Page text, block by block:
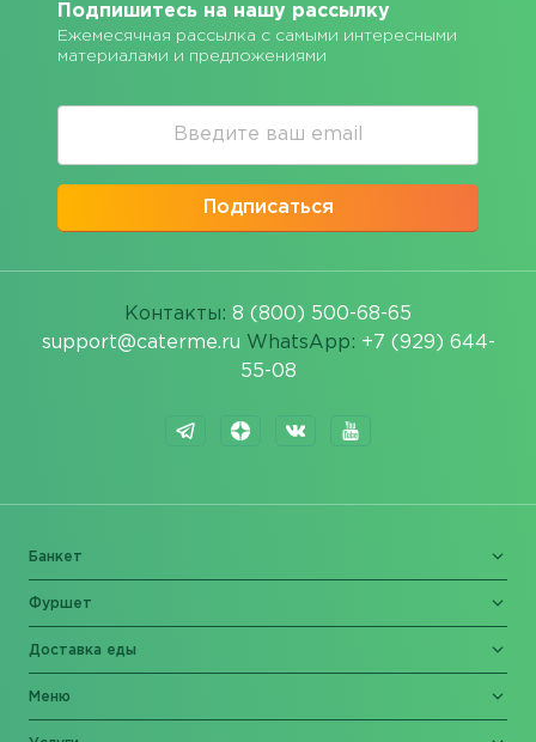
Подпишитесь на нашу рассылку
Ежемесячная рассылка с самыми интересными
материалами и предложениями
Подписаться
Контакты: 8 (800) 500-68-65
support@caterme.ru WhatsApp: +7 (929) 644-
55-08
Банкет
Фуршет
Доставка еды
Меню